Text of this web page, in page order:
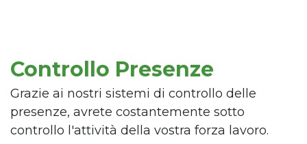
Controllo Presenze
Grazie ai nostri sistemi di controllo delle
presenze, avrete costantemente sotto
controllo l'attività della vostra forza lavoro.